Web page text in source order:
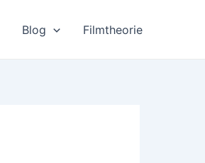
Blog Filmtheorie